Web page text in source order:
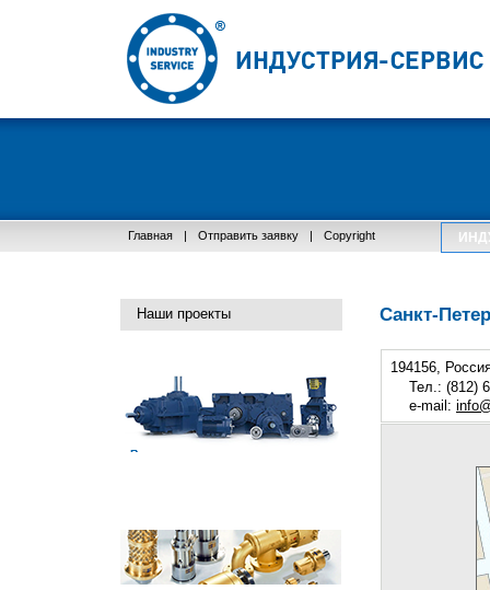
Главная | Отправить заявку | Copyright
Наши проекты Санкт-
194156,
Тел.: (812)
e-mail: